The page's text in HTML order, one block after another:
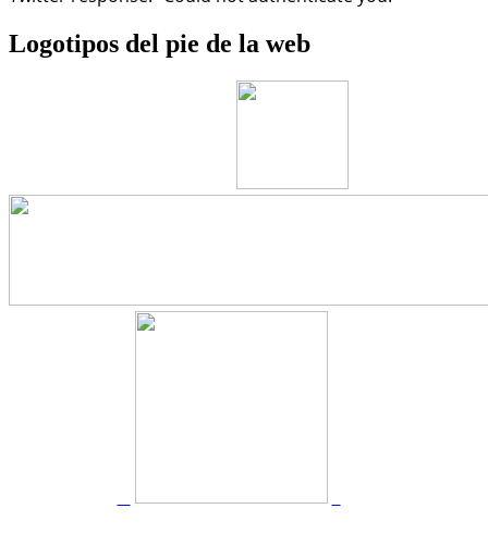
Logotipos del pie de la web